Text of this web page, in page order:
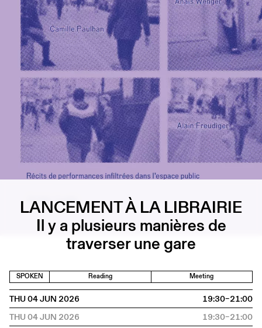
LANCEMENT À LA LIBRAIRIE
Il y a plusieurs manières de
traverser une gare
SPOKEN Reading Meeting
THU 04 JUN 2026
19:30–21:00
THU 04 JUN 2026
19:30–21:00